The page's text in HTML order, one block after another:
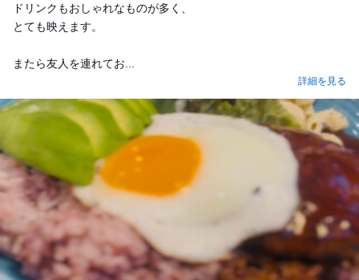
ドリンクもおしゃれなものが多く、
とても映えます。
またら友人を連れてお...
詳細を見る